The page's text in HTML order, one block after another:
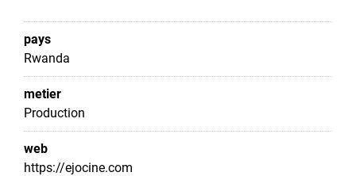
pays
Rwanda
metier
Production
web
https://ejocine.com